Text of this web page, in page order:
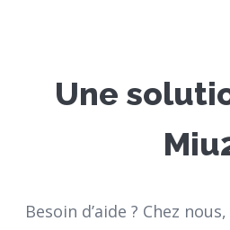
Une
Besoin d’aide ? Chez